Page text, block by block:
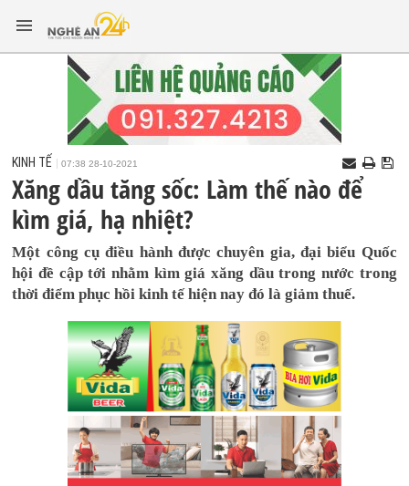
KINH TẾ 07:38 28-10-2021
Xăng dầu tăng sốc: Làm thế nào để
kìm giá, hạ nhiệt?
Một công cụ điều hành được chuyên gia, đại biểu Quốc
hội đề cập tới nhằm kìm giá xăng dầu trong nước trong
thời điểm phục hồi kinh tế hiện nay đó là giảm thuế.